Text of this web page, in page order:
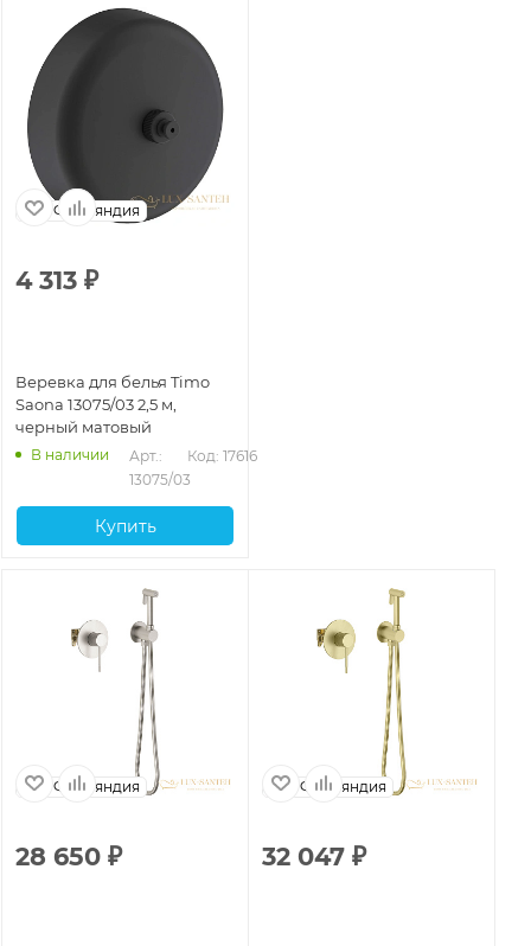
Финляндия
4 313 ₽
Веревка для белья Timo
Saona 13075/03 2,5 м,
черный матовый
В наличии
Арт.:
13075/03
Код: 17616
Купить
Финляндия
28 650 ₽
Финляндия
32 047 ₽